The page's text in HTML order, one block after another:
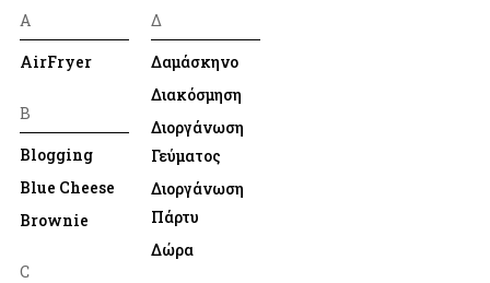
A
AirFryer
B
Blogging
Blue Cheese
Brownie
C
Δ
Δαμάσκηνο
Διακόσμηση
Διοργάνωση
Γεύματος
Διοργάνωση
Πάρτυ
Δώρα